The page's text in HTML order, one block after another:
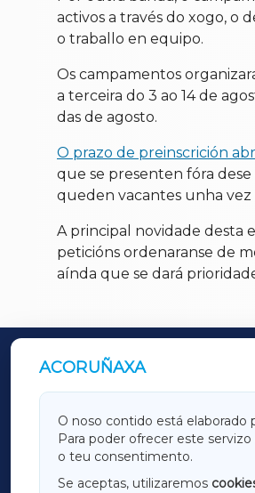
activos a través do xogo, o
o traballo en equipo.
Os campamentos
a terceira do 3 ao 14 de
das de agosto.
O prazo de preinscrición
que se presenten fóra
queden vacantes unha vez
A principal novidade desta
peticións ordenaranse de
aínda que se dará
ACORUÑAXA
O noso contido está elaborado
Para poder ofrecer este servizo
o teu consentimento.
Se aceptas, utilizaremos
OUTROS PERIÓDICOS
GALICIAXA
AMARIÑAXA
OURENSEXA